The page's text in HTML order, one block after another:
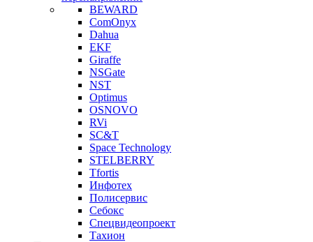
BEWARD
ComOnyx
Dahua
EKF
Giraffe
NSGate
NST
Optimus
OSNOVO
RVi
SC&T
Space Technology
STELBERRY
Tfortis
Инфотех
Полисервис
Себокс
Спецвидеопроект
Тахион